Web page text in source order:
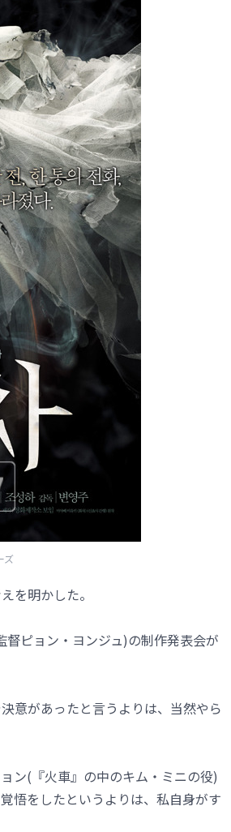
ズ
を明かした。
ピョン・ヨンジュ)の制作発表会が
意があったと言うよりは、当然やら
ン(『火車』の中のキム・ミニの役)
悟をしたというよりは、私自身がす